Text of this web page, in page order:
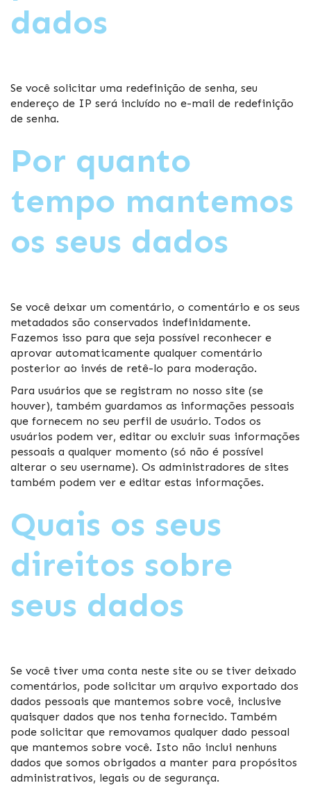
dados
Se você solicitar uma redefinição de senha, seu
endereço de IP será incluído no e-mail de redefinição
de senha.
Por quanto
tempo mantemos
os seus dados
Se você deixar um comentário, o comentário e os seus
metadados são conservados indefinidamente.
Fazemos isso para que seja possível reconhecer e
aprovar automaticamente qualquer comentário
posterior ao invés de retê-lo para moderação.
Para usuários que se registram no nosso site (se
houver), também guardamos as informações pessoais
que fornecem no seu perfil de usuário. Todos os
usuários podem ver, editar ou excluir suas informações
pessoais a qualquer momento (só não é possível
alterar o seu username). Os administradores de sites
também podem ver e editar estas informações.
Quais os seus
direitos sobre
seus dados
Se você tiver uma conta neste site ou se tiver deixado
comentários, pode solicitar um arquivo exportado dos
dados pessoais que mantemos sobre você, inclusive
quaisquer dados que nos tenha fornecido. Também
pode solicitar que removamos qualquer dado pessoal
que mantemos sobre você. Isto não inclui nenhuns
dados que somos obrigados a manter para propósitos
administrativos, legais ou de segurança.